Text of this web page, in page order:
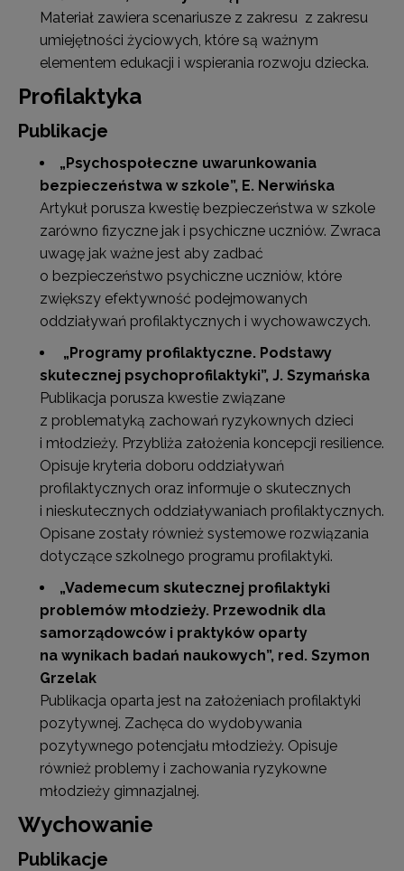
Materiał zawiera scenariusze z zakresu z zakresu
umiejętności życiowych, które są ważnym
elementem edukacji i wspierania rozwoju dziecka.
Profilaktyka
Publikacje
„Psychospołeczne uwarunkowania
bezpieczeństwa w szkole”, E. Nerwińska
Artykuł porusza kwestię bezpieczeństwa w szkole
zarówno fizyczne jak i psychiczne uczniów. Zwraca
uwagę jak ważne jest aby zadbać
o bezpieczeństwo psychiczne uczniów, które
zwiększy efektywność podejmowanych
oddziaływań profilaktycznych i wychowawczych.
„Programy profilaktyczne. Podstawy
skutecznej psychoprofilaktyki”, J. Szymańska
Publikacja porusza kwestie związane
z problematyką zachowań ryzykownych dzieci
i młodzieży. Przybliża założenia koncepcji resilience.
Opisuje kryteria doboru oddziaływań
profilaktycznych oraz informuje o skutecznych
i nieskutecznych oddziaływaniach profilaktycznych.
Opisane zostały również systemowe rozwiązania
dotyczące szkolnego programu profilaktyki.
„Vademecum skutecznej profilaktyki
problemów młodzieży. Przewodnik dla
samorządowców i praktyków oparty
na wynikach badań naukowych”, red. Szymon
Grzelak
Publikacja oparta jest na założeniach profilaktyki
pozytywnej. Zachęca do wydobywania
pozytywnego potencjału młodzieży. Opisuje
również problemy i zachowania ryzykowne
młodzieży gimnazjalnej.
Wychowanie
Publikacje